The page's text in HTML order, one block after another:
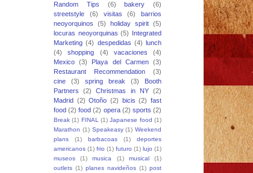
Random Tips
(6) bakery
(6)
streetstyle
(6) visitas (6)
barrios
neoyorquinos
(5) holiday spirit (5)
locuras neoyorquinas (5) Integrated
Marketing (4) despedidas (4) lunch
(4)
shopping (4) vacaciones
(4)
Mexico
(3) Playa del Carmen
(3)
Restaurant Recommendation
(3)
cine
(3) spring break (3)
Booth
Partners
(2) Christmas in NY
(2)
Madrid (2) Otoño (2) bicis (2) fast
food (2) food (2) opera (2) sports (2)
Break (1) FINAL (1) Japanese food (1)
Marathon (1) Speakeasy (1) Weekend
plans
(1) barbacoas (1)
deportes
americanos (1) frio (1) futuro (1) lujo (1)
museos
(1) musica (1) musical
(1)
outlets (1) planes navideños (1) post